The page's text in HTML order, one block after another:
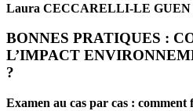
Laura CECCARELLI-LE GUEN
BONNES PRATIQUES :
L’IMPACT
?
Examen au cas par cas :